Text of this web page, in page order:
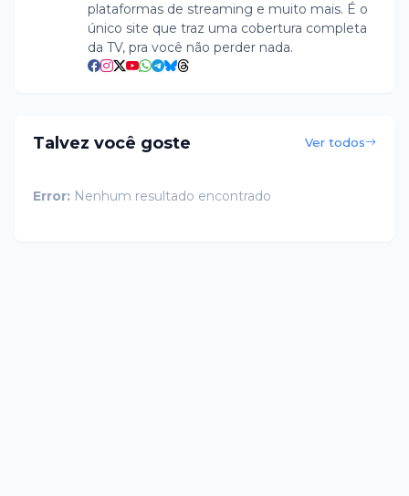
plataformas de streaming e muito mais. É o
único site que traz uma cobertura completa
da TV, pra você não perder nada.
Talvez você goste Ver todos
Error: Nenhum resultado encontrado